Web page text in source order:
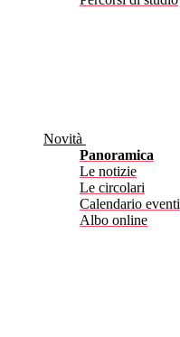
Novità
Panoramica
Le notizie
Le circolari
Calendario eventi
Albo online